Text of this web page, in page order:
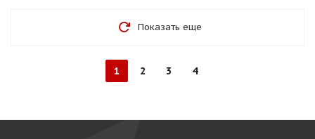
Показать еще
1 2 3 4